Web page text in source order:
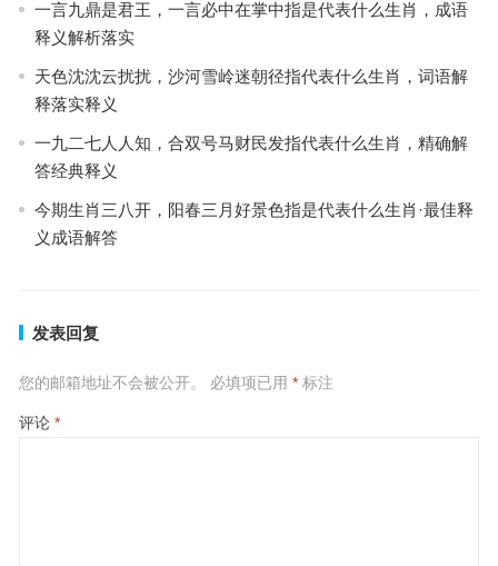
一言九鼎是君王，一言必中在掌中指是代表什么生肖，成语
释义解析落实
天色沈沈云扰扰，沙河雪岭迷朝径指代表什么生肖，词语解
释落实释义
一九二七人人知，合双号马财民发指代表什么生肖，精确解
答经典释义
今期生肖三八开，阳春三月好景色指是代表什么生肖·最佳释
义成语解答
发表回复
您的邮箱地址不会被公开。 必填项已用 *标注
评论 *